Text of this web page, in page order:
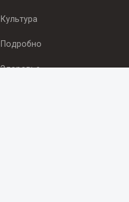
Культура
Подробно
Здоровье